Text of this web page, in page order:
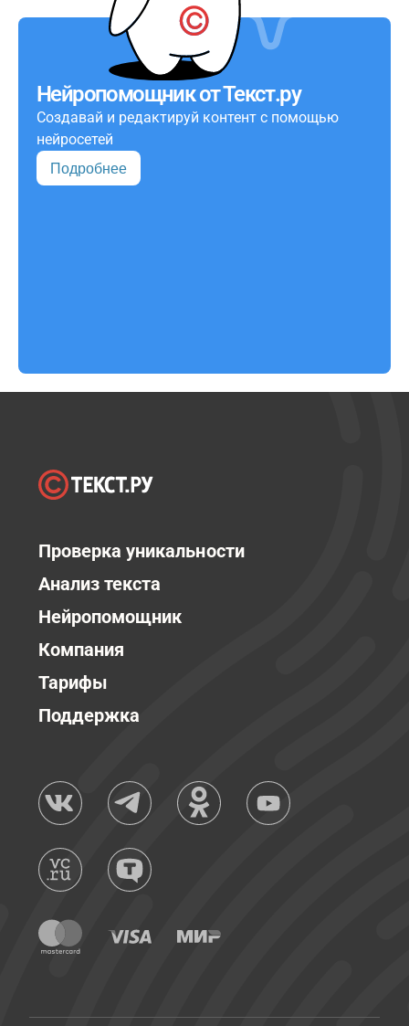
Нейропомощник от Текст.ру
Создавай и редактируй контент с помощью
нейросетей
Подробнее
Проверка уникальности
Анализ текста
Нейропомощник
Компания
Тарифы
Поддержка